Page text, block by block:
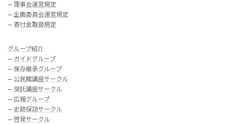
— 理事会運営規定
— 企画委員会運営規定
— 寄付金取扱規定
グループ紹介
— ガイドグループ
— 保存継承グループ
— 公民館講座サークル
— 受託講座サークル
— 広報グループ
— 史跡探訪サークル
— 啓発サークル